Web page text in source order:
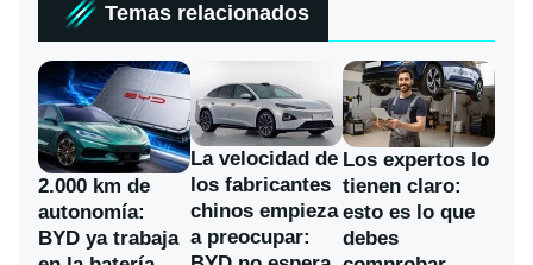
Temas relacionados
2.000 km de
autonomía:
BYD ya trabaja
La velocidad de
los fabricantes
chinos empieza
a preocupar:
Los expertos lo
tienen claro:
esto es lo que
debes